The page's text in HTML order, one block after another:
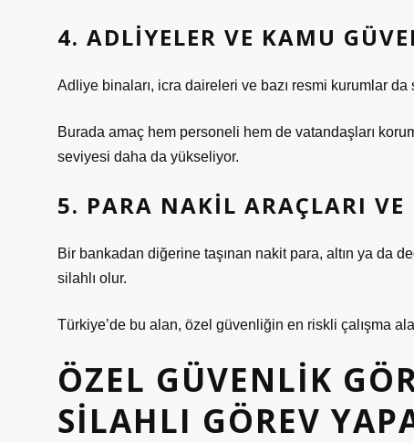
4. ADLIYELER VE KAMU
Adliye binaları, icra daireleri ve bazı resmi kurumlar da
Burada amaç hem personeli hem de vatandaşları
seviyesi daha da yükseliyor.
5. PARA NAKIL ARAÇLARI VE
Bir bankadan diğerine taşınan nakit para, altın ya da
silahlı olur.
Türkiye’de bu alan, özel güvenliğin en riskli çalışma
ÖZEL GÜVENLIK
SILAHLI GÖREV